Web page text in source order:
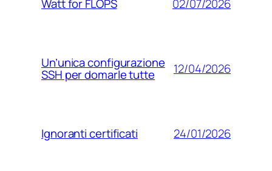
Watt for FLOPS 02/07/2026
Un’unica configurazione
SSH per domarle tutte 12/04/2026
Ignoranti certificati 24/01/2026